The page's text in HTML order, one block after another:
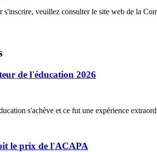
veuillez consulter le site web de la
de l'éducation 2026
s'achève et ce fut une expérience
le prix de l'ACAPA